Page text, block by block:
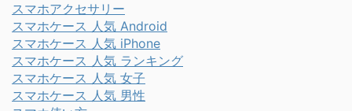
スマホアクセサリー
スマホケース 人気 Android
スマホケース 人気 iPhone
スマホケース 人気 ランキング
スマホケース 人気 女子
スマホケース 人気 男性